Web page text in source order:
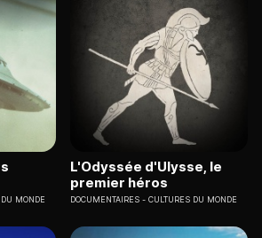
MONDE
L'Odyssée d'Ulysse, le
premier héros
DOCUMENTAIRES CULTURES DU MONDE